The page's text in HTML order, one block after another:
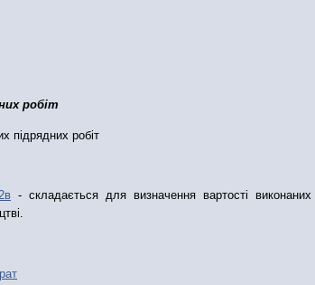
робіт
підрядних робіт
- складається для визначення вартості